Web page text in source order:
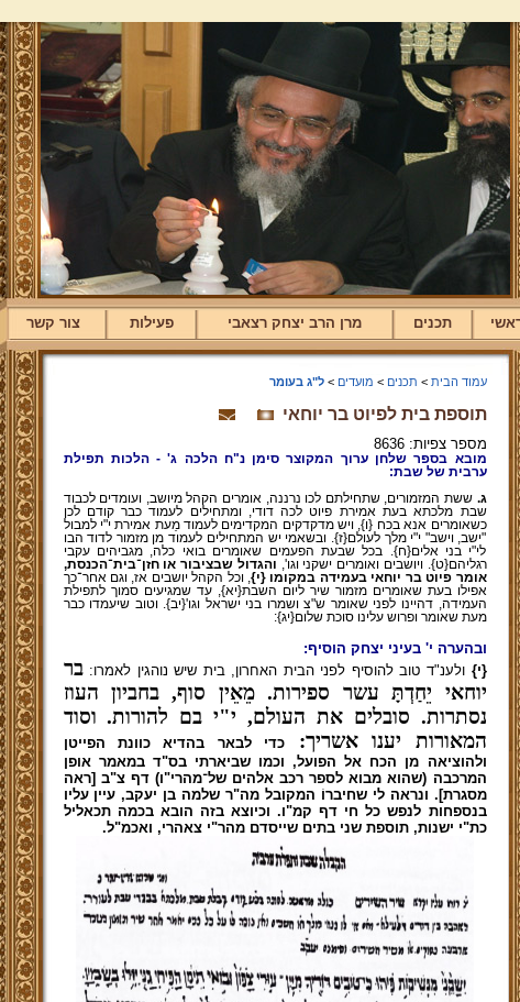
תכנים מרן הרב יצחק רצאבי פעילות צור קשר
עמוד הבית > תכנים > מועדים >ל"ג בעומר
תוספת בית לפיוט בר יוחאי
מספר צפיות: 8636
מובא בספר שלחן ערוך המקוצר סימן נ"ח הלכה ג' - הלכות תפילת
ערבית של שבת:
ג. ששת המזמורים, שתחילתם לכו נרננה, אומרים הקהל מיושב, ועומדים לכבוד
שבת מלכתא בעת אמירת פיוט לכה דודי, ומתחילים לעמוד כבר קודם לכן
כשאומרים אנא בכח {ו}, ויש מדקדקים המקדימים לעמוד מֵעת אמירת י"י למבול
"ישב, וישב" י"י מלך לעולם{ז}. ובשאמי יש המתחילים לעמוד מן מזמור לדוד הבו
לי"י בני אלים{ח}. בכל שבעת הפעמים שאומרים בואי כלה, מגביהים עקבי
רגליהם{ט}. ויושבים ואומרים ישקני וגו', והגדול שבציבור או חזן־בית־הכנסת,
אומר פיוט בר יוחאי בעמידה במקומו {י}, וכל הקהל יושבים אז, וגם אחר־כך
אפילו בעת שאומרים מזמור שיר ליום השבת{יא}, עד שמגיעים סמוך לתפילת
העמידה, דהיינו לפני שאומר ש"צ ושמרו בני ישראל וגו'{יב}. וטוב שיעמדו כבר
מעת שאומר ופרוש עלינו סוכת שלום{יג}:
ובהערה י' בעיני יצחק הוסיף:
{י} ולענ"ד טוב להוסיף לפני הבית האחרון, בית שיש נוהגין לאמרו:בר
יוחאי יֵחַדְתָּ עשר ספירות. מֵאֵין סוף, בחביון העוז
נסתרות. סובלים את העולם, י"י בם להורות. וסוד
המאורות יענו אשריך:
כדי לבאר בהדיא כוונת הפייטן
ולהוציאה מן הכח אל הפועל, וכמו שביארתי בס"ד במאמר אופן
המרכבה (שהוא מבוא לספר רכב אלהים של־מהרי"ו) דף צ"ב [ראה
מסגרת]. ונראה לי שחיברוֹ המקובל מה"ר שלמה בן יעקב, עיין עליו
בנספחות לנפש כל חי דף קמ"ו. וכיוצא בזה הובא בכמה תכאליל
כת"י ישנות, תוספת שני בתים שייסדם מהר"י צאהרי, ואכמ"ל.